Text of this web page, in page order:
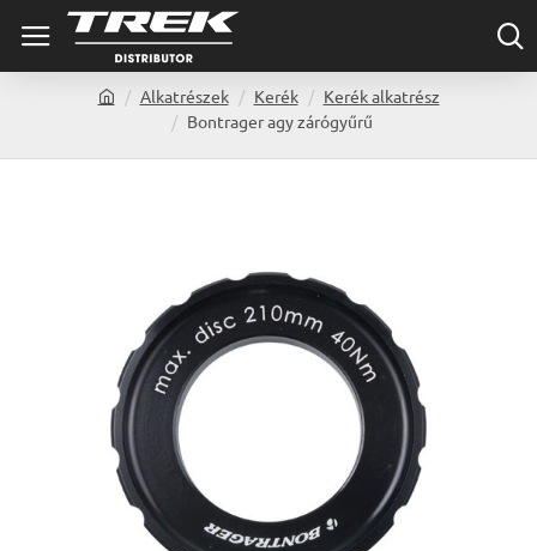
m
Alkatrészek Kerék
Kerék alkatrész
Bontrager agy zárógyűrű